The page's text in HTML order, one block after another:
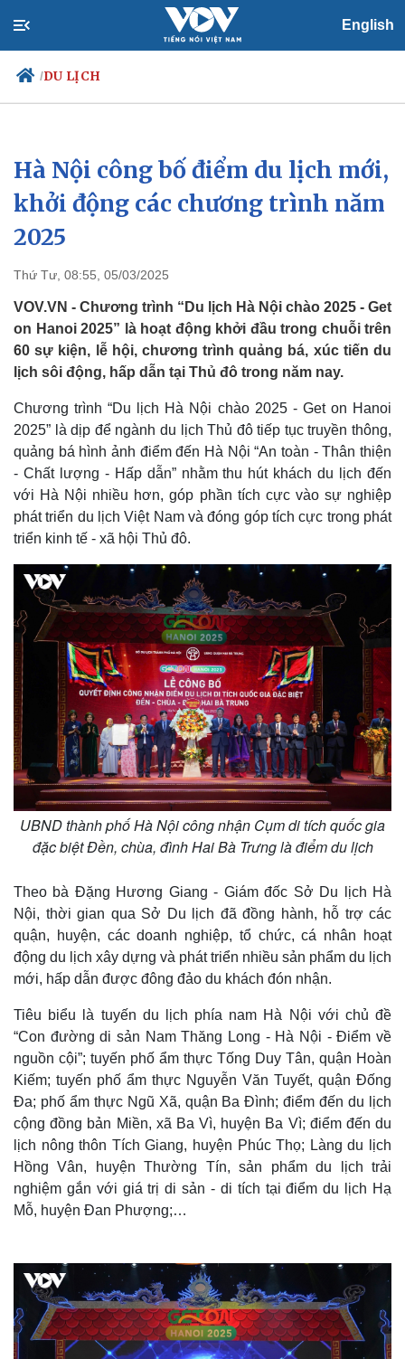
English
/DU LỊCH
Chính trị
Đảng
Tổ chức nhân sự
Quốc hội
Xã hội
Tin 24h
Dự báo thời tiết
Thế giới
Quan sát
Cuộc sống đó đây
Multimedia
Video
Ảnh
E-Magazine
Hà Nội công bố điểm du lịch mới,
khởi động các chương trình năm
2025
Thứ Tư, 08:55, 05/03/2025
VOV.VN - Chương trình “Du lịch Hà Nội chào 2025 - Get
on Hanoi 2025” là hoạt động khởi đầu trong chuỗi trên
60 sự kiện, lễ hội, chương trình quảng bá, xúc tiến du
lịch sôi động, hấp dẫn tại Thủ đô trong năm nay.
Chương trình “Du lịch Hà Nội chào 2025 - Get on Hanoi
2025” là dịp để ngành du lịch Thủ đô tiếp tục truyền thông,
quảng bá hình ảnh điểm đến Hà Nội “An toàn - Thân thiện
- Chất lượng - Hấp dẫn” nhằm thu hút khách du lịch đến
với Hà Nội nhiều hơn, góp phần tích cực vào sự nghiệp
phát triển du lịch Việt Nam và đóng góp tích cực trong phát
triển kinh tế - xã hội Thủ đô.
UBND thành phố Hà Nội công nhận Cụm di tích quốc gia
đặc biệt Đền, chùa, đình Hai Bà Trưng là điểm du lịch
Theo bà Đặng Hương Giang - Giám đốc Sở Du lịch Hà
Nội, thời gian qua Sở Du lịch đã đồng hành, hỗ trợ các
quận, huyện, các doanh nghiệp, tổ chức, cá nhân hoạt
động du lịch xây dựng và phát triển nhiều sản phẩm du lịch
mới, hấp dẫn được đông đảo du khách đón nhận.
Tiêu biểu là tuyến du lịch phía nam Hà Nội với chủ đề
“Con đường di sản Nam Thăng Long - Hà Nội - Điểm về
nguồn cội”; tuyến phố ẩm thực Tống Duy Tân, quận Hoàn
Kiếm; tuyến phố ẩm thực Nguyễn Văn Tuyết, quận Đống
Đa; phố ẩm thực Ngũ Xã, quận Ba Đình; điểm đến du lịch
cộng đồng bản Miền, xã Ba Vì, huyện Ba Vì; điểm đến du
lịch nông thôn Tích Giang, huyện Phúc Thọ; Làng du lịch
Hồng Vân, huyện Thường Tín, sản phẩm du lịch trải
nghiệm gắn với giá trị di sản - di tích tại điểm du lịch Hạ
Mỗ, huyện Đan Phượng;…